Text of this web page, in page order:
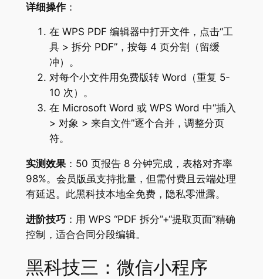
详细操作：
在 WPS PDF 编辑器中打开文件，点击“工
具 > 拆分 PDF”，按每 4 页分割（留缓
冲）。
对每个小文件用免费版转 Word（重复 5-
10 次）。
在 Microsoft Word 或 WPS Word 中“插入
> 对象 > 来自文件”逐个合并，调整分页
符。
实测效果：50 页报告 8 分钟完成，表格对齐率
98%。会员版虽支持批量，但需付费且云端处理
有延迟。此黑科技本地全免费，隐私零泄露。
进阶技巧：用 WPS “PDF 拆分”+“提取页面”精确
控制，适合合同分段编辑。
黑科技三：微信小程序